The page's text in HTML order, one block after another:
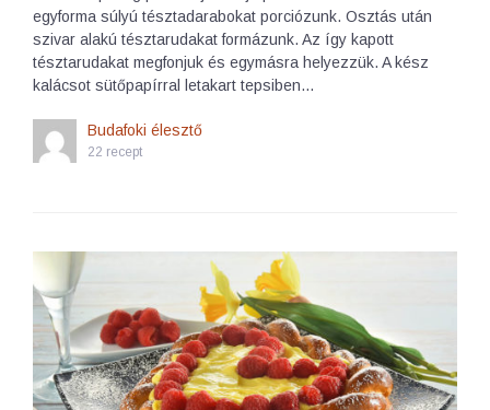
egyforma súlyú tésztadarabokat porciózunk. Osztás után
szivar alakú tésztarudakat formázunk. Az így kapott
tésztarudakat megfonjuk és egymásra helyezzük. A kész
kalácsot sütőpapírral letakart tepsiben…
Budafoki élesztő
22 recept